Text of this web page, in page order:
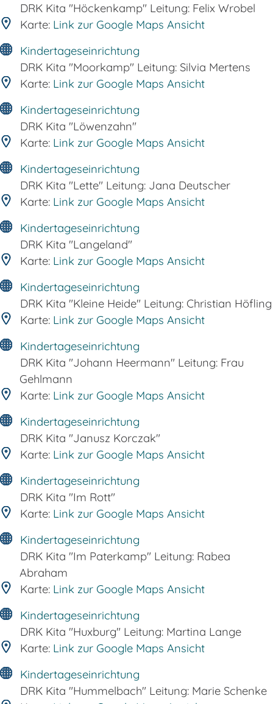
DRK Kita "Höckenkamp" Leitung: Felix Wrobel
Karte: Link zur Google Maps Ansicht
Kindertageseinrichtung
DRK Kita "Moorkamp" Leitung: Silvia Mertens
Karte: Link zur Google Maps Ansicht
Kindertageseinrichtung
DRK Kita "Löwenzahn"
Karte: Link zur Google Maps Ansicht
Kindertageseinrichtung
DRK Kita "Lette" Leitung: Jana Deutscher
Karte: Link zur Google Maps Ansicht
Kindertageseinrichtung
DRK Kita "Langeland"
Karte: Link zur Google Maps Ansicht
Kindertageseinrichtung
DRK Kita "Kleine Heide" Leitung: Christian Höfling
Karte: Link zur Google Maps Ansicht
Kindertageseinrichtung
DRK Kita "Johann Heermann" Leitung: Frau
Gehlmann
Karte: Link zur Google Maps Ansicht
Kindertageseinrichtung
DRK Kita "Janusz Korczak"
Karte: Link zur Google Maps Ansicht
Kindertageseinrichtung
DRK Kita "Im Rott"
Karte: Link zur Google Maps Ansicht
Kindertageseinrichtung
DRK Kita "Im Paterkamp" Leitung: Rabea
Abraham
Karte: Link zur Google Maps Ansicht
Kindertageseinrichtung
DRK Kita "Huxburg" Leitung: Martina Lange
Karte: Link zur Google Maps Ansicht
Kindertageseinrichtung
DRK Kita "Hummelbach" Leitung: Marie Schenke